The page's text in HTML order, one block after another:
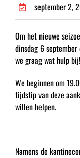
september 2,
Om het nieuwe
dinsdag 6
we graag wat hulp bij!
We beginnen om
tijdstip van deze
willen helpen.
Namens de